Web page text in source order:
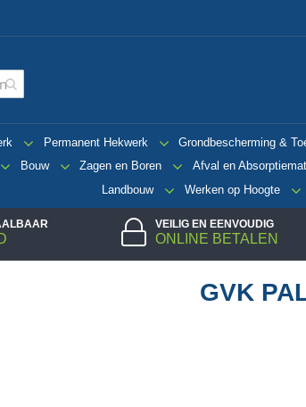
Permanent Hekwerk Grondbescherming &
Bouw Zagen en Boren Afval en
Landbouw
Werken op Hoogte
VEILIG EN EENVOUDIG
ONLINE BETALEN
GVK